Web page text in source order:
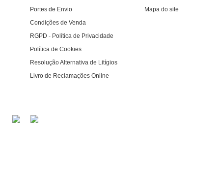
Portes de Envio
Condições de Venda
RGPD - Política de Privacidade
Política de Cookies
Resolução Alternativa de Litígios
Livro de Reclamações Online
Mapa do site